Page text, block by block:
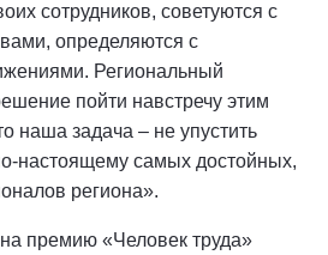
сотрудников, советуются с
определяются с
Региональный
пойти навстречу этим
наша задача – не упустить
настоящему самых достойных,
региона».
премию «Человек труда»